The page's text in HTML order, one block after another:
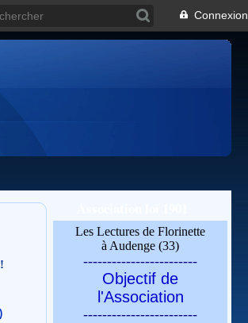
Connexion
Les Lectures de Florinette
à Audenge (33)
------------------------
Objectif de
l'Association
------------------------